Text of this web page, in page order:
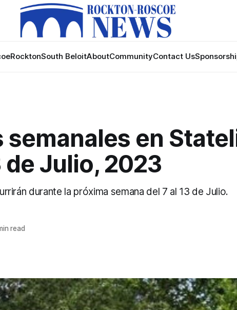
RocktonSouth BeloitAboutCommunityContact Us
semanales en
de Julio, 2023
durante la próxima semana del 7 al 13 de Julio.
read